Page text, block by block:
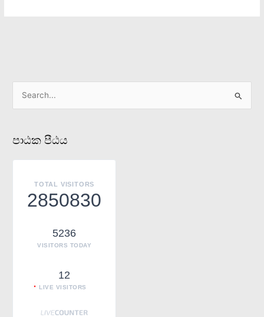
r
c
පාඨක පීඨය
TOTAL VISITORS
2850830
5236
VISITORS TODAY
12
LIVE VISITORS